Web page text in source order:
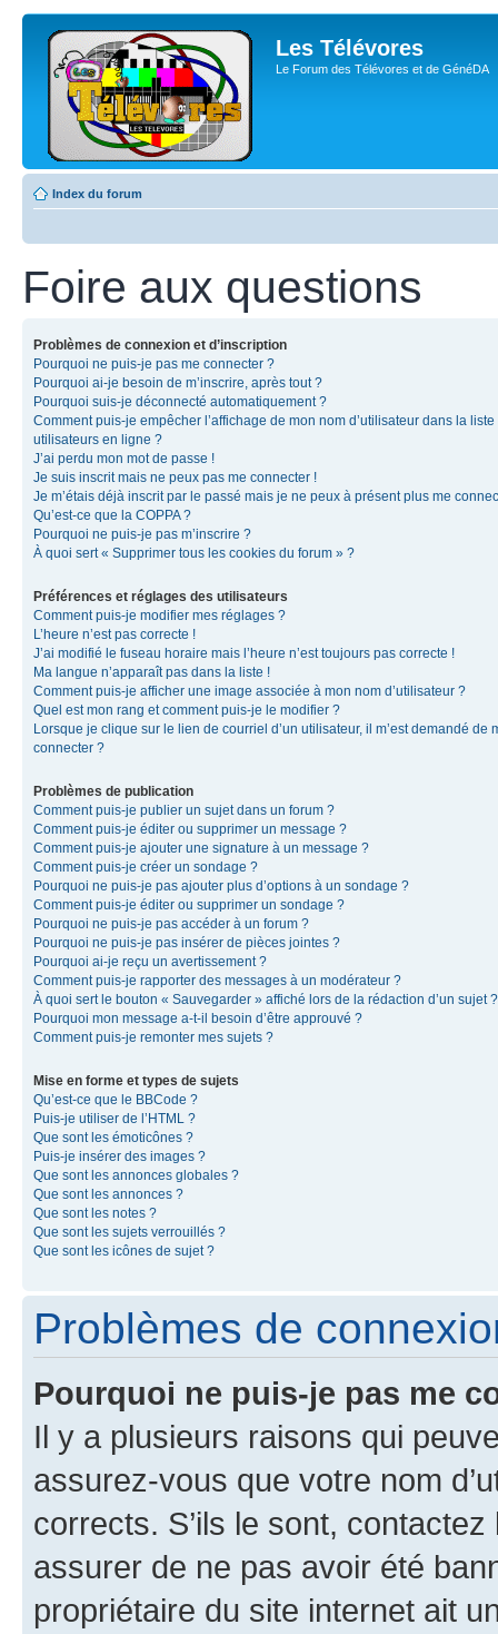
Les Télévores
Le Forum des Télévores et de GénéDA
Index du forum
Foire aux questions
Problèmes de connexion et d’inscription
Pourquoi ne puis-je pas me connecter ?
Pourquoi ai-je besoin de m’inscrire, après tout ?
Pourquoi suis-je déconnecté automatiquement ?
Comment puis-je empêcher l’affichage de mon nom d’utilisateur dans la liste
utilisateurs en ligne ?
J’ai perdu mon mot de passe !
Je suis inscrit mais ne peux pas me connecter !
Je m’étais déjà inscrit par le passé mais je ne peux à présent plus me
Qu’est-ce que la COPPA ?
Pourquoi ne puis-je pas m’inscrire ?
À quoi sert « Supprimer tous les cookies du forum » ?
Préférences et réglages des utilisateurs
Comment puis-je modifier mes réglages ?
L’heure n’est pas correcte !
J’ai modifié le fuseau horaire mais l’heure n’est toujours pas correcte !
Ma langue n’apparaît pas dans la liste !
Comment puis-je afficher une image associée à mon nom d’utilisateur ?
Quel est mon rang et comment puis-je le modifier ?
Lorsque je clique sur le lien de courriel d’un utilisateur, il m’est demandé de
connecter ?
Problèmes de publication
Comment puis-je publier un sujet dans un forum ?
Comment puis-je éditer ou supprimer un message ?
Comment puis-je ajouter une signature à un message ?
Comment puis-je créer un sondage ?
Pourquoi ne puis-je pas ajouter plus d’options à un sondage ?
Comment puis-je éditer ou supprimer un sondage ?
Pourquoi ne puis-je pas accéder à un forum ?
Pourquoi ne puis-je pas insérer de pièces jointes ?
Pourquoi ai-je reçu un avertissement ?
Comment puis-je rapporter des messages à un modérateur ?
À quoi sert le bouton « Sauvegarder » affiché lors de la rédaction d’un sujet ?
Pourquoi mon message a-t-il besoin d’être approuvé ?
Comment puis-je remonter mes sujets ?
Mise en forme et types de sujets
Qu’est-ce que le BBCode ?
Puis-je utiliser de l’HTML ?
Que sont les émoticônes ?
Puis-je insérer des images ?
Que sont les annonces globales ?
Que sont les annonces ?
Que sont les notes ?
Que sont les sujets verrouillés ?
Que sont les icônes de sujet ?
Problèmes de
Pourquoi ne puis-je pas me
Il y a plusieurs raisons qui
assurez-vous que votre nom
corrects. S’ils le sont,
assurer de ne pas avoir été
propriétaire du site internet ait